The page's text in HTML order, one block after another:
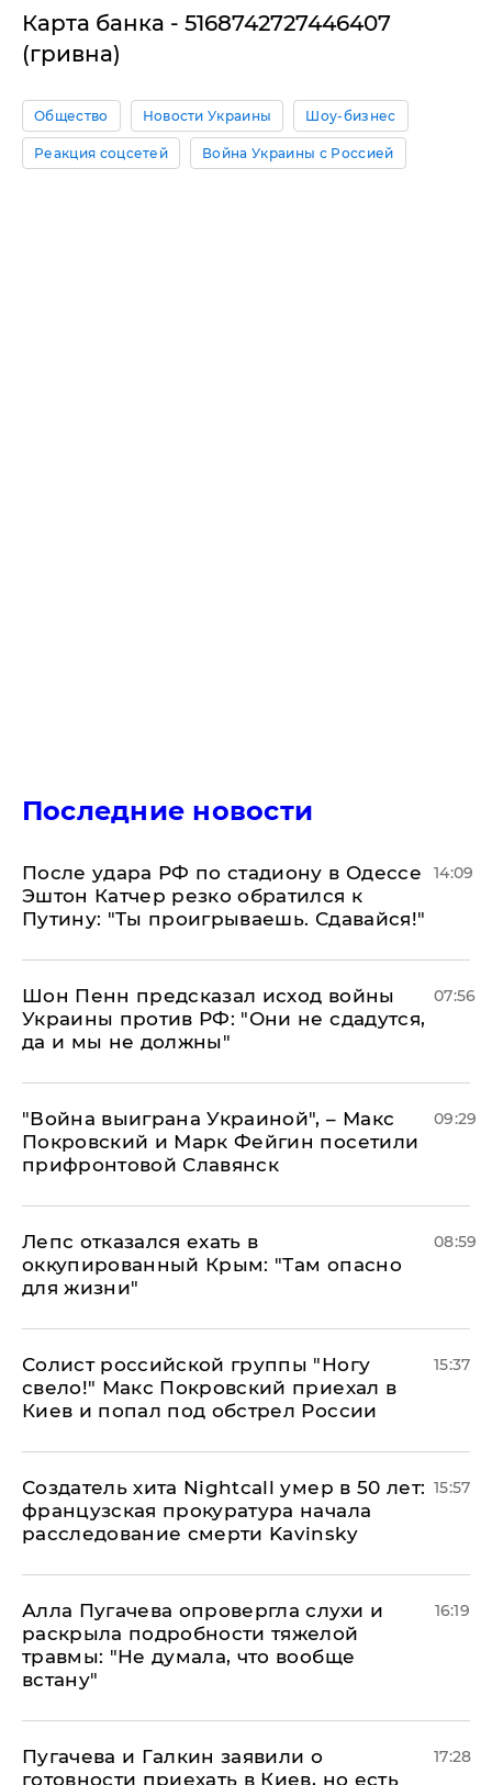
Карта банка - 5168742727446407
(гривна)
Общество Новости Украины Шоу-бизнес
Реакция соцсетей Война Украины с Россией
Последние новости
После удара РФ по стадиону в Одессе
Эштон Катчер резко обратился к
Путину: "Ты проигрываешь. Сдавайся!"
14:09
Шон Пенн предсказал исход войны
Украины против РФ: "Они не сдадутся,
да и мы не должны"
07:56
"Война выиграна Украиной", – Макс
Покровский и Марк Фейгин посетили
прифронтовой Славянск
09:29
Лепс отказался ехать в
оккупированный Крым: "Там опасно
для жизни"
08:59
Солист российской группы "Ногу
свело!" Макс Покровский приехал в
Киев и попал под обстрел России
15:37
Создатель хита Nightcall умер в 50 лет:
французская прокуратура начала
расследование смерти Kavinsky
15:57
Алла Пугачева опровергла слухи и
раскрыла подробности тяжелой
травмы: "Не думала, что вообще
встану"
16:19
Пугачева и Галкин заявили о
готовности приехать в Киев, но есть
17:28